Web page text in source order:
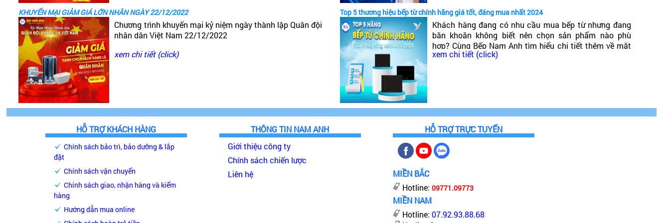
- Các mẫu khóa cửa điện tử thương hiệu Desmann được đánh giá cao về tính năng. Tùy thuộc vào từng model mà tính năng sản phẩm cũng có sự khác biệt. Tuy
nhiên, tất cả sản phẩm đều trải qua quy trình kiểm tra nghiêm ngặt từ vật liệu đầu vào đến thành phẩm đầu ra.
- Có thể sử dụng khóa trong điều kiện môi trường đặc biệt với khả năng chống chịu ăn mòn cực hiệu quả.
- Ngoài ra, còn được trang bị các tính năng khác như: Cơ chế mở, bảo mật, hệ thống màn hình cho phép theo dõi và kiểm tra lịch sử đóng mở khóa.
KHUYẾN MẠI GIẢM GIÁ LỚN NHÂN NGÀY 22/12/2022
Chương trình khuyến mại kỷ niệm ngày thành lập Quân đội
nhân dân Việt Nam 22/12/2022
xem chi tiết (click)
Top 5 thương hiệu bếp từ chính hãng giá tốt, đáng mua nhất 2024
Khách hàng đang có nhu cầu mua bếp từ nhưng đang
băn khoăn không biết nên chọn sản phẩm nào phù
hợp? Cùng Bếp Nam Anh tìm hiểu chi tiết thêm về mặt
hàng bếp từ giá phải chăng, chất lượng cao, đáng mua
xem chi tiết (click)
HỖ TRỢ KHÁCH HÀNG
Chính sách bảo trì, bảo dưỡng & lắp
đặt
Chính sách vận chuyển
Chính sách giao, nhận hàng và kiểm
hàng
Hướng dẫn mua online
THÔNG TIN NAM ANH
Giới thiệu công ty
Chính sách chiến lược
Liên hệ
HỖ TRỢ TRỰC TUYẾN
MIỀN BẮC
Hotline:09771.09773
MIỀN NAM
Hotline:07.92.93.88.68